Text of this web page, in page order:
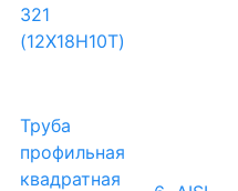
321
(12Х18Н10Т)
Труба
профильная
квадратная